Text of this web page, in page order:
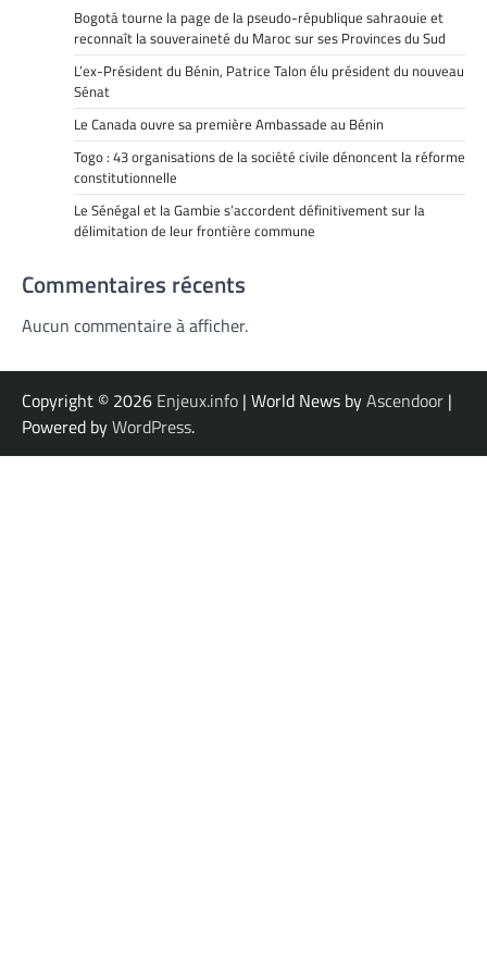
Bogotá tourne la page de la pseudo-république sahraouie et
reconnaît la souveraineté du Maroc sur ses Provinces du Sud
L’ex-Président du Bénin, Patrice Talon élu président du nouveau
Sénat
Le Canada ouvre sa première Ambassade au Bénin
Togo : 43 organisations de la société civile dénoncent la réforme
constitutionnelle
Le Sénégal et la Gambie s’accordent définitivement sur la
délimitation de leur frontière commune
Commentaires récents
Aucun commentaire à afficher.
Copyright © 2026 Enjeux.info | World News byAscendoor |
Powered byWordPress.